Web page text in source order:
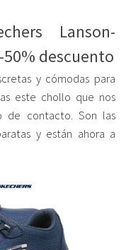
Lanson-
descuento
y cómodas para
este chollo que nos
de contacto. Son las
y están ahora a